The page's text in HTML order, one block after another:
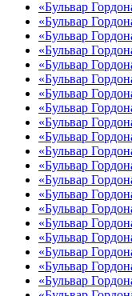
«Бульвар
«Бульвар
«Бульвар
«Бульвар
«Бульвар
«Бульвар
«Бульвар
«Бульвар
«Бульвар
«Бульвар
«Бульвар
«Бульвар
«Бульвар
«Бульвар
«Бульвар
«Бульвар
«Бульвар
«Бульвар
«Бульвар
«Бульвар